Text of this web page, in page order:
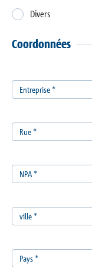
Divers
Coordonnées
Entreprise *
Rue *
NPA *
ville *
Pays *